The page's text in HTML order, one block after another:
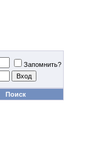
Запомнить?
Поиск